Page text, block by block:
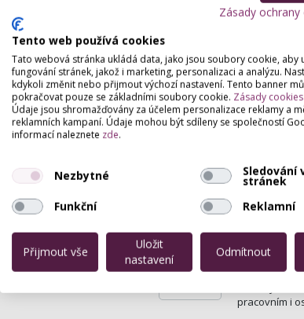
Celeste -
Mariánské
Pěstěný
pracovním i
Zásady
Tento web používá cookies
Tato webová stránka ukládá data, jako jsou soubory cookie, aby
fungování stránek, jakož i marketing, personalizaci a analýzu.
kdykoli změnit nebo přijmout výchozí nastavení. Tento banner
pokračovat pouze se základními soubory cookie. Zásady cookies
Údaje jsou shromažďovány za účelem personalizace reklamy a
reklamních kampaní. Údaje mohou být sdíleny se společností
informací naleznete zde.
Nezbytné Sledování
stránek
Funkční
Reklamní
Přijmout vše
Uložit
nastavení
Odmítnout